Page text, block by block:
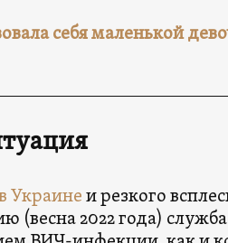
себя маленькой
Украинеи резкого
(весна 2022 года)